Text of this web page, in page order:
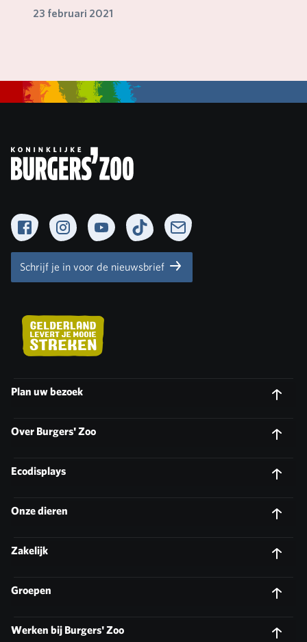
Ballemans, s…
23 februari 2021
FacebookInstagramYouTubeTikTok Newsletter
Schrijf je in voor de nieuwsbrief
Plan uw bezoek
Over Burgers' Zoo
Ecodisplays
Onze dieren
Zakelijk
Groepen
Werken bij Burgers' Zoo